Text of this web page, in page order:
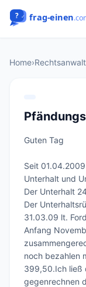
Home›Rechtsanwalt
Guten Tag
Seit
Unterhalt und
Der Unterhalt
Der
31.03.09 lt.
Anfang
noch bezahlen
399,50.Ich ließ
gegenrechnen